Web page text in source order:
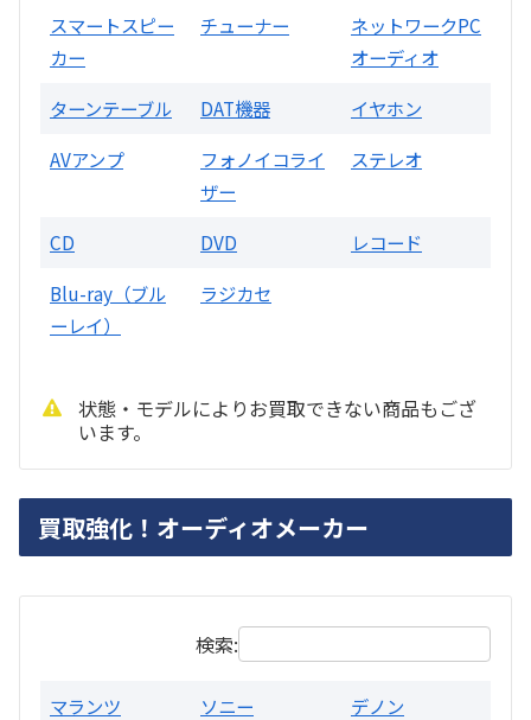
DA7000ES アンプ
買取価格：
お問合せください
DENON
PMA-1500AE プリメインアンプ
買取価格： お問合せください
スマートスピー
カー
チューナー
ネットワークPC
オーディオ
ターンテーブル
DAT機器
イヤホン
AVアンプ
フォノイコライ
ザー
ステレオ
CD DVD
レコード
Blu-ray（ブル
ーレイ）
ラジカセ
状態・モデルによりお買取できない商品もござ
います。
買取強化！オーディオメーカー
検索:
マランツ ソニー
デノン